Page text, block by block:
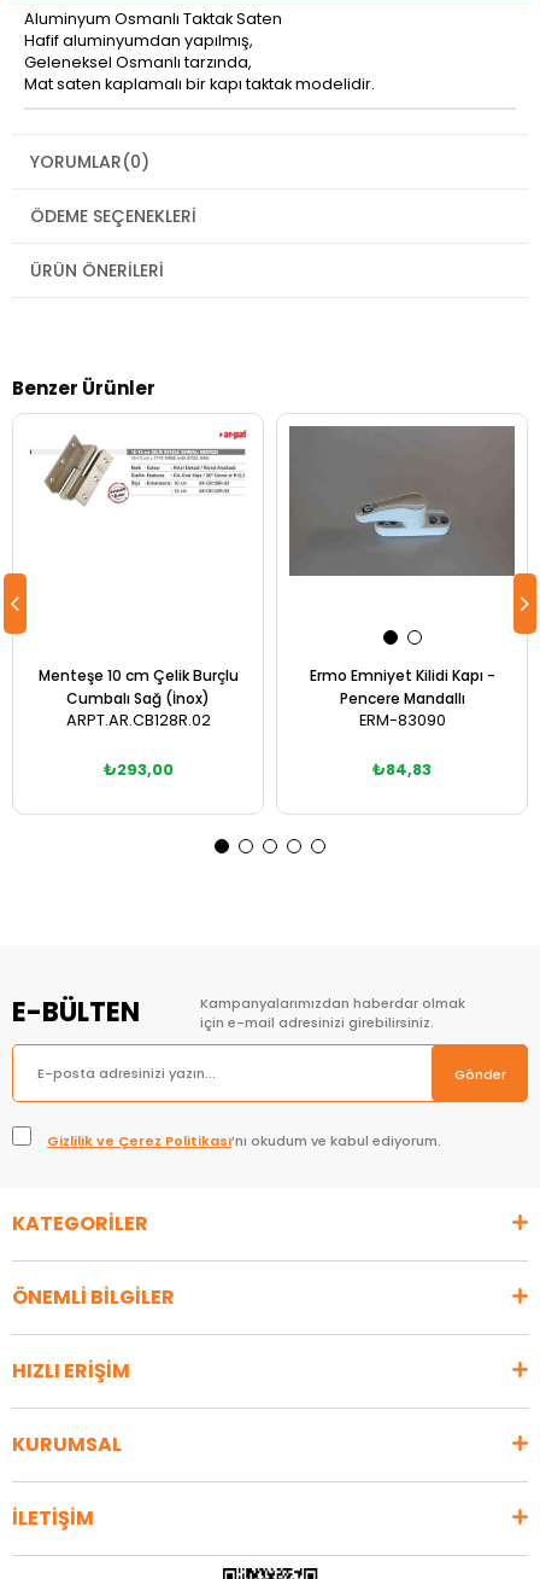
Aluminyum Osmanlı Taktak Saten
Hafif aluminyumdan yapılmış,
Geleneksel Osmanlı tarzında,
Mat saten kaplamalı bir kapı taktak modelidir.
YORUMLAR(0)
ÖDEME SEÇENEKLERI
ÜRÜN ÖNERILERI
Benzer Ürünler
Menteşe 10 cm Çelik Burçlu
Cumbalı Sağ (İnox)
ARPT.AR.CB128R.02
₺293,00
Ermo Emniyet Kilidi Kapı -
Pencere Mandallı
ERM-83090
₺84,83
E-BÜLTEN
Kampanyalarımızdan haberdar olmak
için e-mail adresinizi girebilirsiniz.
Gönder
Gizlilik ve Çerez Politikası’nı okudum ve kabul ediyorum.
KATEGORİLER
ÖNEMLİ BİLGİLER
HIZLI ERİŞİM
KURUMSAL
İLETİŞİM